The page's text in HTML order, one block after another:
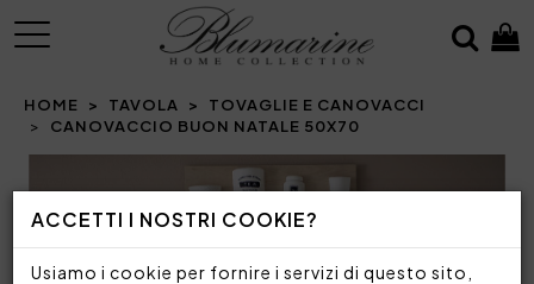
ACCETTI I NOSTRI COOKIE?
Usiamo i cookie per fornire i servizi di questo sito,
MENU
HOME TAVOLA
TOVAGLIE E CANOVACCI
CANOVACCIO BUON NATALE 50X70
Prev